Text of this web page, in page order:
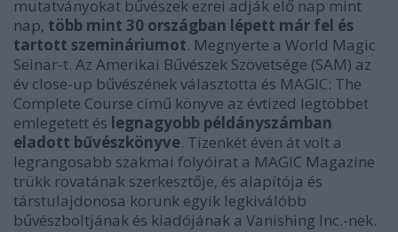
mutatványokat bűvészek ezrei adják elő nap mint
nap, több mint 30 országban lépett már fel és
tartott szemináriumot. Megnyerte a World Magic
Seinar-t. Az Amerikai Bűvészek Szövetsége (SAM) az
év close-up bűvészének választotta és MAGIC: The
Complete Course című könyve az évtized legtöbbet
emlegetett és legnagyobb példányszámban
eladott bűvészkönyve. Tizenkét éven át volt a
legrangosabb szakmai folyóirat a MAGIC Magazine
trükk rovatának szerkesztője, és alapítója és
társtulajdonosa korunk egyik legkiválóbb
bűvészboltjának és kiadójának a Vanishing Inc.-nek.